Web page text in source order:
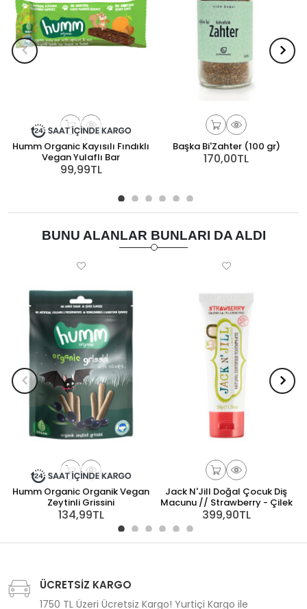
Humm Organic Kayısılı Fındıklı
Vegan Yulaflı Bar
99,99TL
Başka Bi'Zahter (100 gr)
170,00TL
BUNU ALANLAR BUNLARI DA ALDI
Humm Organic Organik Vegan
Zeytinli Grissini
134,99TL
Jack N'Jill Doğal Çocuk Diş
Macunu // Strawberry - Çilek
399,90TL
ÜCRETSİZ KARGO
1750 TL Üzeri Ücretsiz Kargo! Yurtiçi Kargo ile